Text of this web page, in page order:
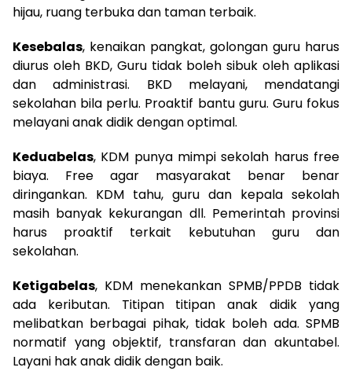
hijau, ruang terbuka dan taman terbaik.
Kesebalas, kenaikan pangkat, golongan guru harus
diurus oleh BKD, Guru tidak boleh sibuk oleh aplikasi
dan administrasi. BKD melayani, mendatangi
sekolahan bila perlu. Proaktif bantu guru. Guru fokus
melayani anak didik dengan optimal.
Keduabelas, KDM punya mimpi sekolah harus free
biaya. Free agar masyarakat benar benar
diringankan. KDM tahu, guru dan kepala sekolah
masih banyak kekurangan dll. Pemerintah provinsi
harus proaktif terkait kebutuhan guru dan
sekolahan.
Ketigabelas, KDM menekankan SPMB/PPDB tidak
ada keributan. Titipan titipan anak didik yang
melibatkan berbagai pihak, tidak boleh ada. SPMB
normatif yang objektif, transfaran dan akuntabel.
Layani hak anak didik dengan baik.